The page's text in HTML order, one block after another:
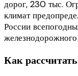
дорог, 230 тыс.
климат
России
Как